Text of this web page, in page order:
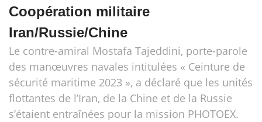
Coopération militaire
Iran/Russie/Chine
Le contre-amiral Mostafa Tajeddini, porte-parole
des manœuvres navales intitulées « Ceinture de
sécurité maritime 2023 », a déclaré que les unités
flottantes de l’Iran, de la Chine et de la Russie
s’étaient entraînées pour la mission PHOTOEX.